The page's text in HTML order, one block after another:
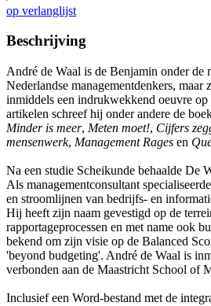
op verlanglijst
Beschrijving
André de Waal is de Benjamin onder de
Nederlandse managementdenkers,
inmiddels een indrukwekkend oeuvre op
artikelen schreef hij onder andere de
Minder is meer, Meten moet!, Cijfers
mensenwerk, Management Rages en
Na een studie Scheikunde behaalde De
Als managementconsultant
en stroomlijnen van bedrijfs- en
Hij heeft zijn naam gevestigd op de
rapportageprocessen en met name ook
bekend om zijn visie op de Balanced
'beyond budgeting'. André de Waal is
verbonden aan de Maastricht School of
Inclusief een Word-bestand met de